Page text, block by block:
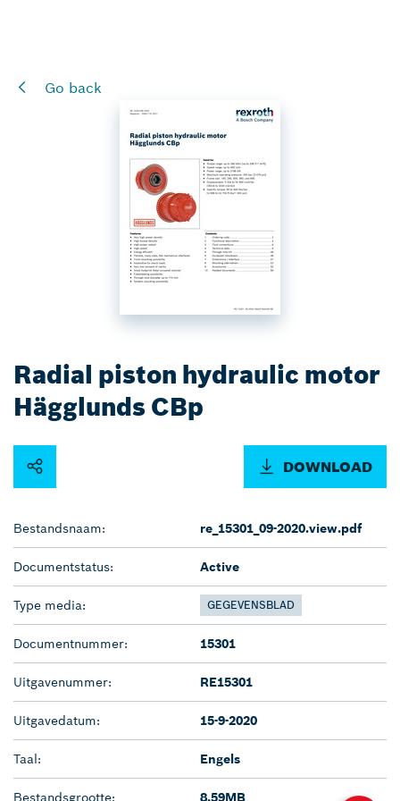
Go back
Radial piston hydraulic motor
Hägglunds CBp
DOWNLOAD
Bestandsnaam: re_15301_09-2020.view.pdf
Documentstatus: Active
Type media: GEGEVENSBLAD
Documentnummer: 15301
Uitgavenummer: RE15301
Uitgavedatum: 15-9-2020
Taal: Engels
Bestandsgrootte: 8.59MB